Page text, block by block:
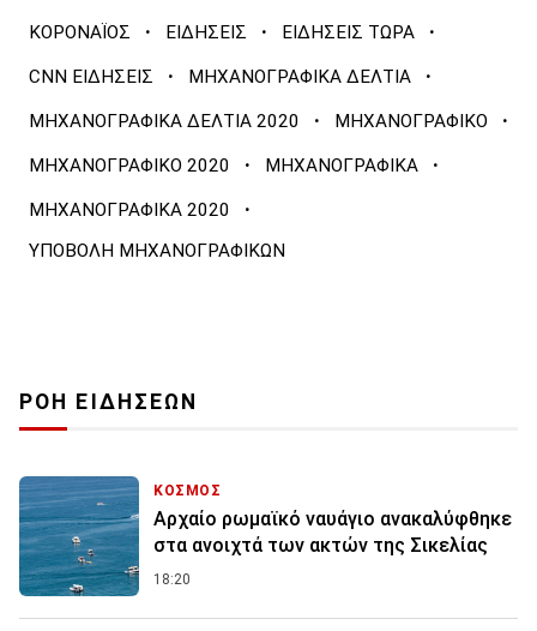
ΚΟΡΟΝΑΪΟΣ · ΕΙΔΗΣΕΙΣ · ΕΙΔΗΣΕΙΣ ΤΩΡΑ ·
CNN ΕΙΔΗΣΕΙΣ · ΜΗΧΑΝΟΓΡΑΦΙΚΑ ΔΕΛΤΙΑ ·
ΜΗΧΑΝΟΓΡΑΦΙΚΑ ΔΕΛΤΙΑ 2020 · ΜΗΧΑΝΟΓΡΑΦΙΚΟ ·
ΜΗΧΑΝΟΓΡΑΦΙΚΟ 2020 · ΜΗΧΑΝΟΓΡΑΦΙΚΑ ·
ΜΗΧΑΝΟΓΡΑΦΙΚΑ 2020 ·
ΥΠΟΒΟΛΗ ΜΗΧΑΝΟΓΡΑΦΙΚΩΝ
ΡΟΗ ΕΙΔΗΣΕΩΝ
ΚΟΣΜΟΣ
Αρχαίο ρωμαϊκό ναυάγιο ανακαλύφθηκε
στα ανοιχτά των ακτών της Σικελίας
18:20